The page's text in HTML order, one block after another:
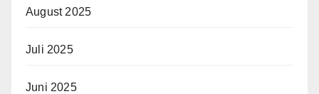
August 2025
Juli 2025
Juni 2025